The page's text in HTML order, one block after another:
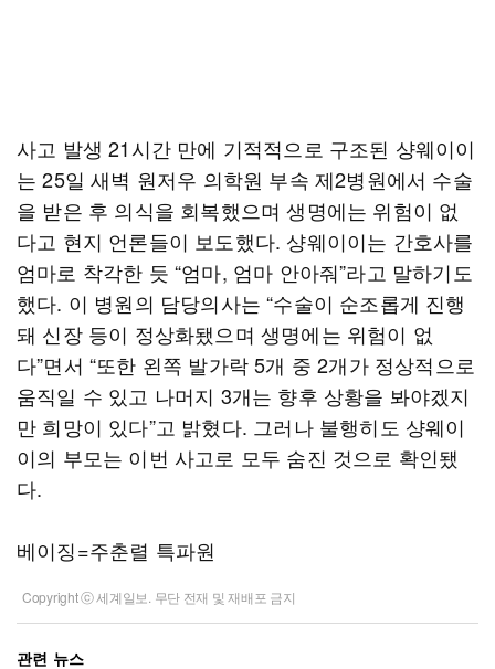
사고 발생 21시간 만에 기적적으로 구조된 샹웨이이
는 25일 새벽 원저우 의학원 부속 제2병원에서 수술
을 받은 후 의식을 회복했으며 생명에는 위험이 없
다고 현지 언론들이 보도했다. 샹웨이이는 간호사를
엄마로 착각한 듯 “엄마, 엄마 안아줘”라고 말하기도
했다. 이 병원의 담당의사는 “수술이 순조롭게 진행
돼 신장 등이 정상화됐으며 생명에는 위험이 없
다”면서 “또한 왼쪽 발가락 5개 중 2개가 정상적으로
움직일 수 있고 나머지 3개는 향후 상황을 봐야겠지
만 희망이 있다”고 밝혔다. 그러나 불행히도 샹웨이
이의 부모는 이번 사고로 모두 숨진 것으로 확인됐
다.
베이징=주춘렬 특파원
Copyright ⓒ 세계일보. 무단 전재 및 재배포 금지
관련 뉴스